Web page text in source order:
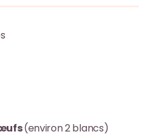
(environ 2 blancs)